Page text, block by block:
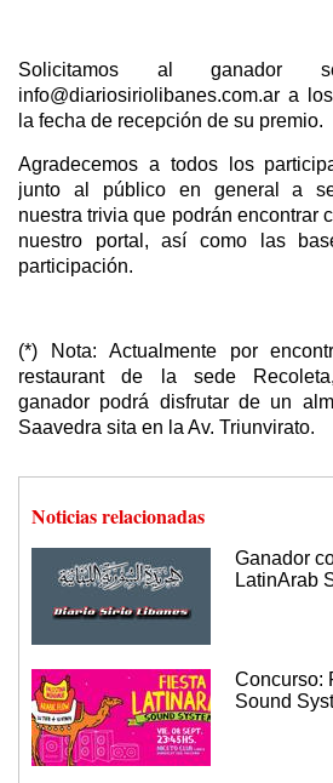
Solicitamos al ganador
info@diariosiriolibanes.com.ar a
la fecha de recepción de su premio.
Agradecemos a todos los
junto al público en general a
nuestra trivia que podrán encontrar
nuestro portal, así como las
participación.
(*) Nota: Actualmente por
restaurant de la sede
ganador podrá disfrutar de un
Saavedra sita en la Av. Triunvirato.
Noticias relacionadas
Ganador
LatinArab
Concurso:
Sound